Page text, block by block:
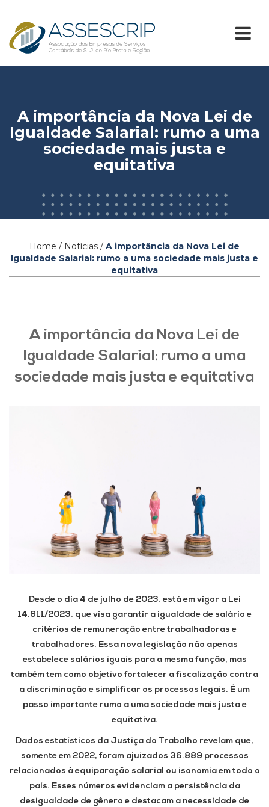
A importância da Nova Lei de
Igualdade Salarial: rumo a uma
sociedade mais justa e
equitativa
Home / Notícias / A importância da Nova Lei de
Igualdade Salarial: rumo a uma sociedade mais justa e
equitativa
A importância da Nova Lei de
Igualdade Salarial: rumo a uma
sociedade mais justa e equitativa
Desde o dia 4 de julho de 2023, está em vigor a Lei
14.611/2023, que visa garantir a igualdade de salário e
critérios de remuneração entre trabalhadoras e
trabalhadores. Essa nova legislação não apenas
estabelece salários iguais para a mesma função, mas
também tem como objetivo fortalecer a fiscalização contra
a discriminação e simplificar os processos legais. É um
passo importante rumo a uma sociedade mais justa e
equitativa.
Dados estatísticos da Justiça do Trabalho revelam que,
somente em 2022, foram ajuizados 36.889 processos
relacionados à equiparação salarial ou isonomia em todo o
país. Esses números evidenciam a persistência da
desigualdade de gênero e destacam a necessidade de